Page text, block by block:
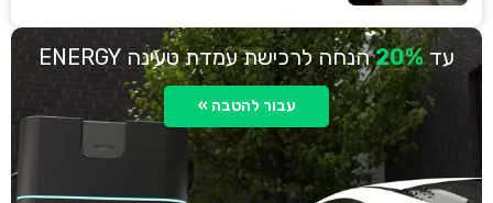
עד20%הנחה לרכישת עמדת טעינה ENERGY
עבור להטבה »